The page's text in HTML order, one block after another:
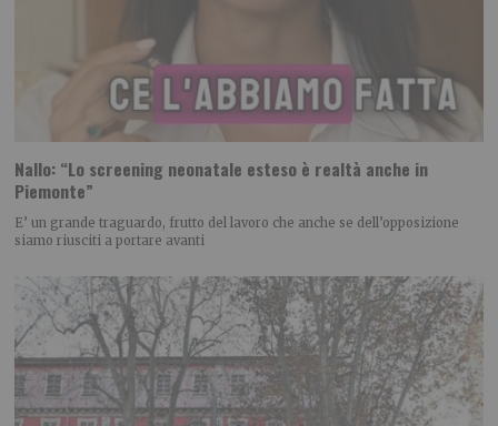
Nallo: “Lo screening neonatale esteso è realtà anche in
Piemonte”
E’ un grande traguardo, frutto del lavoro che anche se dell’opposizione
siamo riusciti a portare avanti